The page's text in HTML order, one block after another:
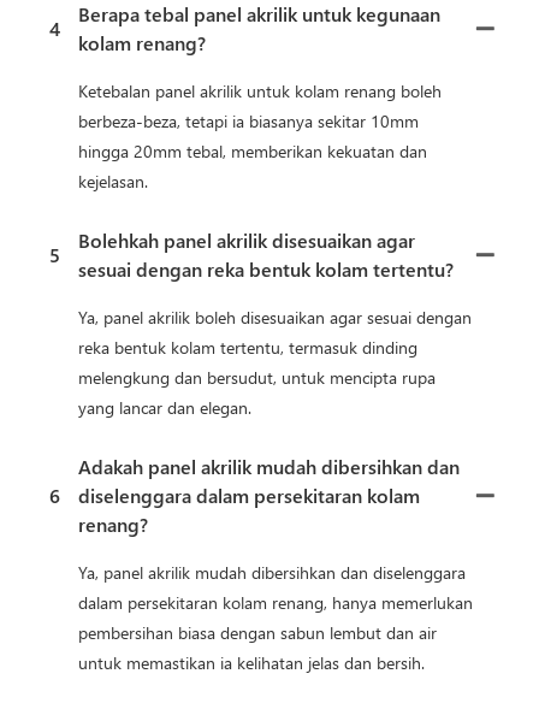
4
Berapa tebal panel akrilik untuk kegunaan
kolam renang?
Ketebalan panel akrilik untuk kolam renang boleh
berbeza-beza, tetapi ia biasanya sekitar 10mm
hingga 20mm tebal, memberikan kekuatan dan
kejelasan.
5
Bolehkah panel akrilik disesuaikan agar
sesuai dengan reka bentuk kolam tertentu?
Ya, panel akrilik boleh disesuaikan agar sesuai dengan
reka bentuk kolam tertentu, termasuk dinding
melengkung dan bersudut, untuk mencipta rupa
yang lancar dan elegan.
6
Adakah panel akrilik mudah dibersihkan dan
diselenggara dalam persekitaran kolam
renang?
Ya, panel akrilik mudah dibersihkan dan diselenggara
dalam persekitaran kolam renang, hanya memerlukan
pembersihan biasa dengan sabun lembut dan air
untuk memastikan ia kelihatan jelas dan bersih.